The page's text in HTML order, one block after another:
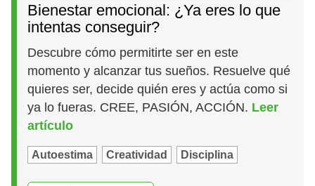
Bienestar emocional: ¿Ya eres lo que
intentas conseguir?
Descubre cómo permitirte ser en este
momento y alcanzar tus sueños. Resuelve qué
quieres ser, decide quién eres y actúa como si
ya lo fueras. CREE, PASIÓN, ACCIÓN. Leer
artículo
Autoestima Creatividad Disciplina